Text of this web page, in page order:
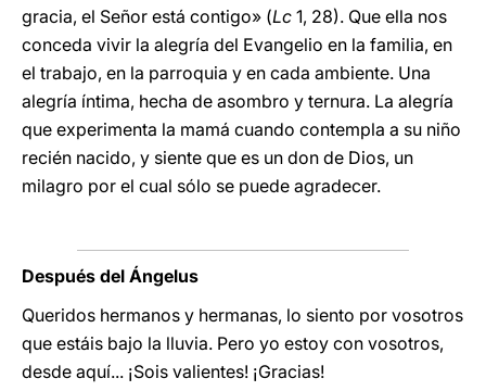
gracia, el Señor está contigo» (Lc 1, 28). Que ella nos
conceda vivir la alegría del Evangelio en la familia, en
el trabajo, en la parroquia y en cada ambiente. Una
alegría íntima, hecha de asombro y ternura. La alegría
que experimenta la mamá cuando contempla a su niño
recién nacido, y siente que es un don de Dios, un
milagro por el cual sólo se puede agradecer.
Después del Ángelus
Queridos hermanos y hermanas, lo siento por vosotros
que estáis bajo la lluvia. Pero yo estoy con vosotros,
desde aquí... ¡Sois valientes! ¡Gracias!